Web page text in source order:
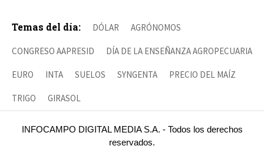
Temas del día: DÓLAR AGRÓNOMOS
CONGRESO AAPRESID DÍA DE LA ENSEÑANZA AGROPECUARIA
EURO INTA SUELOS SYNGENTA PRECIO DEL MAÍZ
TRIGO GIRASOL
INFOCAMPO DIGITAL MEDIA S.A. - Todos los derechos
reservados.